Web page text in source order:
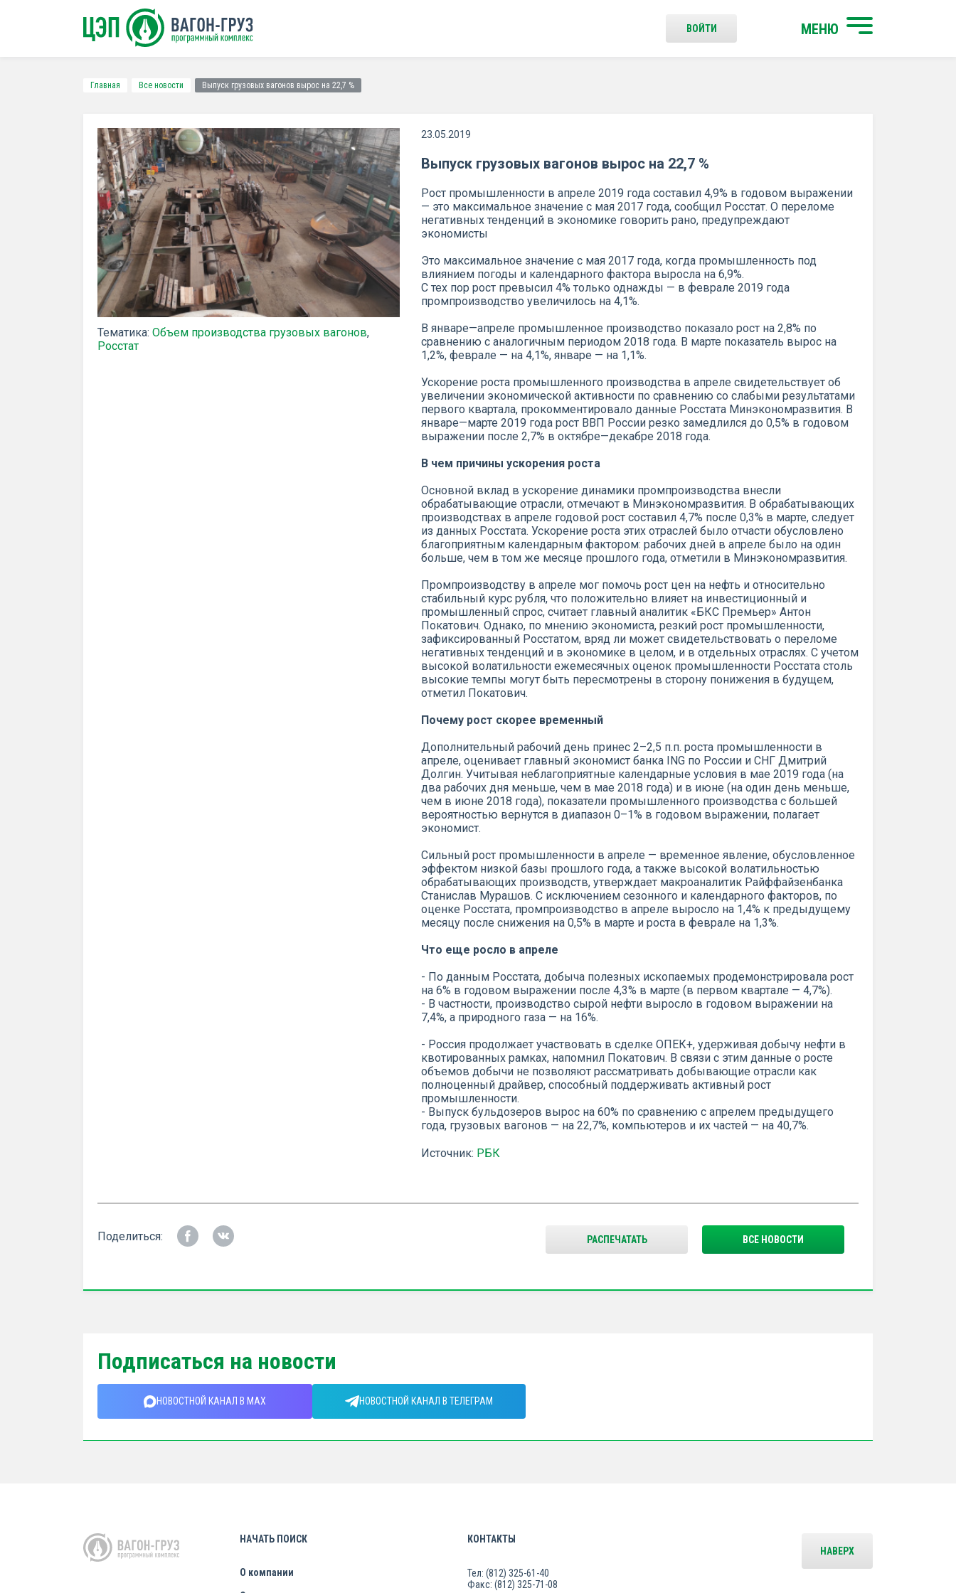
МЕНЮ
ВОЙТИ
Главная Все новости Выпуск грузовых вагонов вырос на 22,7 %
Тематика: Объем производства грузовых вагонов,
Росстат
23.05.2019
Выпуск грузовых вагонов вырос на 22,7 %
Рост промышленности в апреле 2019 года составил 4,9% в годовом выражении
— это максимальное значение с мая 2017 года, сообщил Росстат. О переломе
негативных тенденций в экономике говорить рано, предупреждают
экономисты
Это максимальное значение с мая 2017 года, когда промышленность под
влиянием погоды и календарного фактора выросла на 6,9%.
С тех пор рост превысил 4% только однажды — в феврале 2019 года
промпроизводство увеличилось на 4,1%.
В январе—апреле промышленное производство показало рост на 2,8% по
сравнению с аналогичным периодом 2018 года. В марте показатель вырос на
1,2%, феврале — на 4,1%, январе — на 1,1%.
Ускорение роста промышленного производства в апреле свидетельствует об
увеличении экономической активности по сравнению со слабыми результатами
первого квартала, прокомментировало данные Росстата Минэкономразвития. В
январе—марте 2019 года рост ВВП России резко замедлился до 0,5% в годовом
выражении после 2,7% в октябре—декабре 2018 года.
В чем причины ускорения роста
Основной вклад в ускорение динамики промпроизводства внесли
обрабатывающие отрасли, отмечают в Минэкономразвития. В обрабатывающих
производствах в апреле годовой рост составил 4,7% после 0,3% в марте, следует
из данных Росстата. Ускорение роста этих отраслей было отчасти обусловлено
благоприятным календарным фактором: рабочих дней в апреле было на один
больше, чем в том же месяце прошлого года, отметили в Минэкономразвития.
Промпроизводству в апреле мог помочь рост цен на нефть и относительно
стабильный курс рубля, что положительно влияет на инвестиционный и
промышленный спрос, считает главный аналитик «БКС Премьер» Антон
Покатович. Однако, по мнению экономиста, резкий рост промышленности,
зафиксированный Росстатом, вряд ли может свидетельствовать о переломе
негативных тенденций и в экономике в целом, и в отдельных отраслях. С учетом
высокой волатильности ежемесячных оценок промышленности Росстата столь
высокие темпы могут быть пересмотрены в сторону понижения в будущем,
отметил Покатович.
Почему рост скорее временный
Дополнительный рабочий день принес 2–2,5 п.п. роста промышленности в
апреле, оценивает главный экономист банка ING по России и СНГ Дмитрий
Долгин. Учитывая неблагоприятные календарные условия в мае 2019 года (на
два рабочих дня меньше, чем в мае 2018 года) и в июне (на один день меньше,
чем в июне 2018 года), показатели промышленного производства с большей
вероятностью вернутся в диапазон 0–1% в годовом выражении, полагает
экономист.
Сильный рост промышленности в апреле — временное явление, обусловленное
эффектом низкой базы прошлого года, а также высокой волатильностью
обрабатывающих производств, утверждает макроаналитик Райффайзенбанка
Станислав Мурашов. С исключением сезонного и календарного факторов, по
оценке Росстата, промпроизводство в апреле выросло на 1,4% к предыдущему
месяцу после снижения на 0,5% в марте и роста в феврале на 1,3%.
Что еще росло в апреле
- По данным Росстата, добыча полезных ископаемых продемонстрировала рост
на 6% в годовом выражении после 4,3% в марте (в первом квартале — 4,7%).
- В частности, производство сырой нефти выросло в годовом выражении на
7,4%, а природного газа — на 16%.
- Россия продолжает участвовать в сделке ОПЕК+, удерживая добычу нефти в
квотированных рамках, напомнил Покатович. В связи с этим данные о росте
объемов добычи не позволяют рассматривать добывающие отрасли как
полноценный драйвер, способный поддерживать активный рост
промышленности.
- Выпуск бульдозеров вырос на 60% по сравнению с апрелем предыдущего
года, грузовых вагонов — на 22,7%, компьютеров и их частей — на 40,7%.
Источник: РБК
Поделиться: ВСЕ НОВОСТИ
РАСПЕЧАТАТЬ
Подписаться на новости
НОВОСТНОЙ КАНАЛ В MAX НОВОСТНОЙ КАНАЛ В ТЕЛЕГРАМ
НАЧАТЬ ПОИСК
О компании
КОНТАКТЫ
Тел: (812) 325-61-40
Факс: (812) 325-71-08
НАВЕРХ